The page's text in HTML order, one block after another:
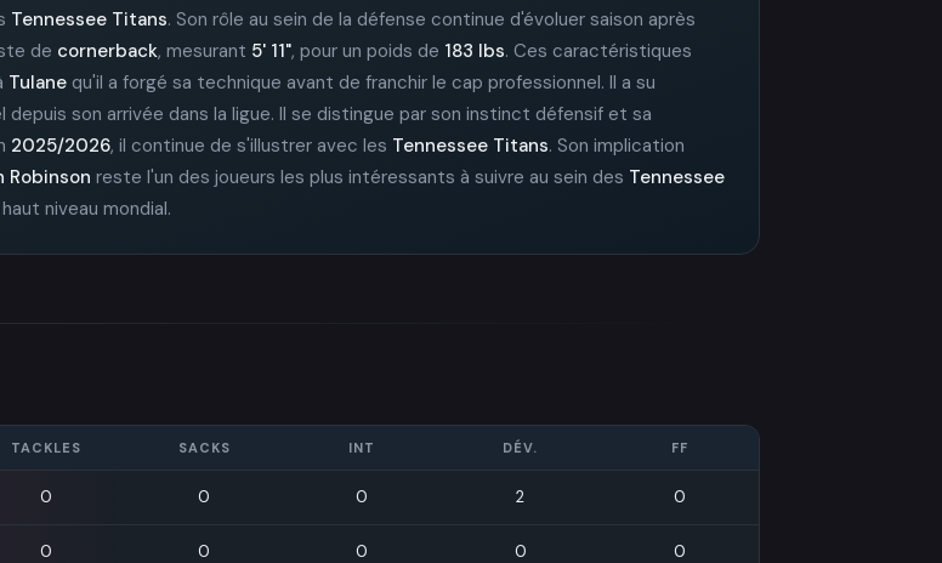
Tennessee Titans. Son rôle au sein de la défense continue d'évoluer saison après
de cornerback, mesurant 5' 11", pour un poids de 183 lbs. Ces caractéristiques
Tulane qu'il a forgé sa technique avant de franchir le cap professionnel. Il a su
son arrivée dans la ligue. Il se distingue par son instinct défensif et sa
2025/2026, il continue de s'illustrer avec les Tennessee Titans. Son implication
Robinson reste l'un des joueurs les plus intéressants à suivre au sein des Tennessee
niveau mondial.
TACKLES SACKS INT DÉV. FF
0 0 0 2 0
0 0 0 0 0